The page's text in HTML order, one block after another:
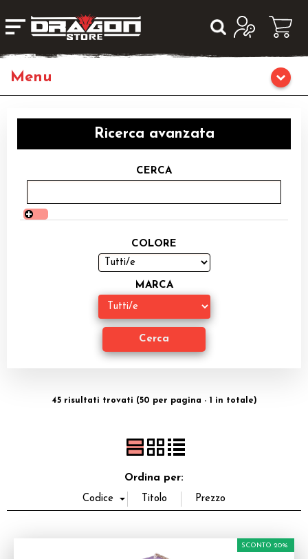
Giochi da Tavolo
Giochi di Ruolo
Librigame
Giochi di Carte Collezionabili
Ricerca avanzata
CERCA
COLORE
MARCA
45 risultati trovati (50 per pagina - 1 in totale)
Ordina per:
SCONTO 20%